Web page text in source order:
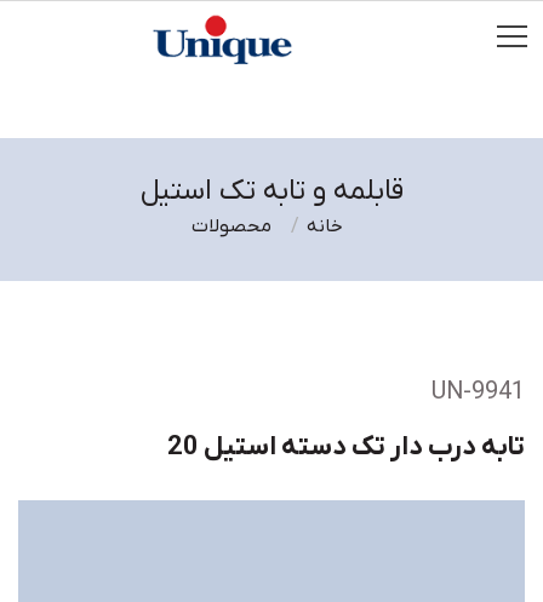
قابلمه و تابه تک استیل
محصولات خانه
UN-9941
تابه درب دار تک دسته استیل 20